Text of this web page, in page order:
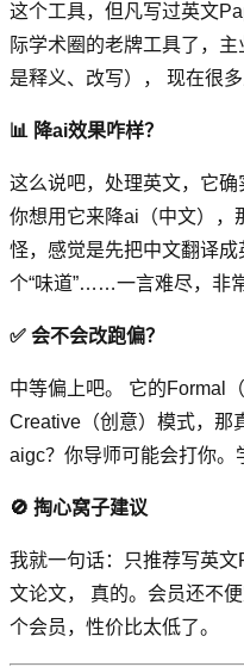
这个工具，但凡写过英文
际学术圈的老牌工具了，
是释义、改写）， 现在很
📊 降ai效果咋样？
这么说吧，处理英文，它
你想用它来降ai（中文），
怪，感觉是先把中文翻译
个“味道”……一言难尽，非
✅ 会不会改跑偏？
中等偏上吧。 它的Formal
Creative（创意）模式，那
aigc？你导师可能会打你。
🚫 掏心窝子建议
我就一句话：只推荐写英
文论文， 真的。会员还不
个会员，性价比太低了。